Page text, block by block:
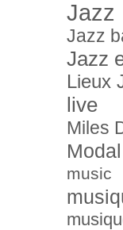
Jazz
Jazz
Jazz
Lieux
live
Miles
Modal
music